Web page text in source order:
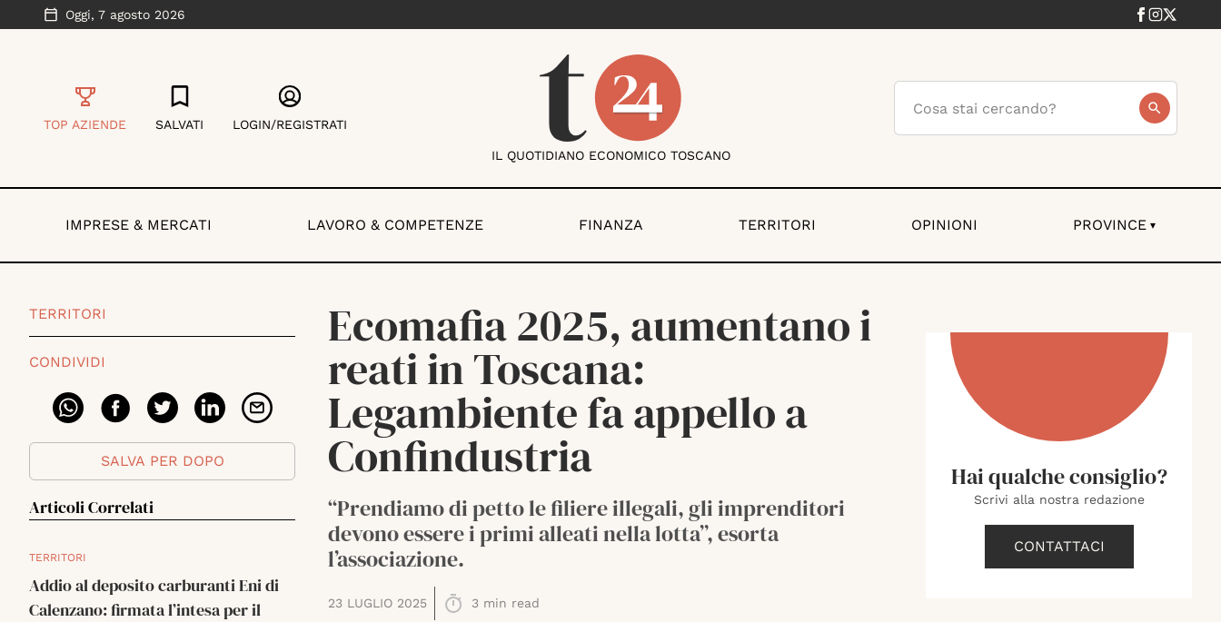
Oggi, 7 agosto 2026
TOP AZIENDE SALVATI LOGIN/REGISTRATI
IL QUOTIDIANO ECONOMICO TOSCANO
IMPRESE & MERCATI LAVORO & COMPETENZE FINANZA TERRITORI OPINIONI PROVINCE ▾
TERRITORI
CONDIVIDI
SALVA PER DOPO
Articoli Correlati
TERRITORI
Addio al deposito carburanti Eni di
Calenzano: firmata l’intesa per il
Ecomafia 2025, aumentano i
reati in Toscana:
Legambiente fa appello a
Confindustria
“Prendiamo di petto le filiere illegali, gli imprenditori
devono essere i primi alleati nella lotta”, esorta
l’associazione.
23 LUGLIO 2025 3 min read
Hai qualche consiglio?
Scrivi alla nostra redazione
CONTATTACI